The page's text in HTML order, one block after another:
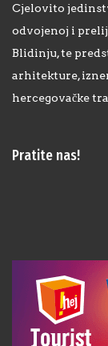
Cjelovito
odvojenoj i
Blidinju, te
arhitekture,
hercegovačke
Pratite nas!